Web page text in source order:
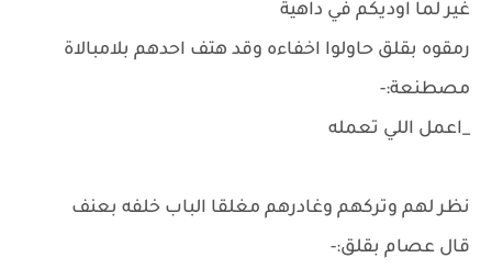
غير لما اوديكم في داهية
رمقوه بقلق حاولوا اخفاءه وقد هتف احدهم بلامبالاة
مصطنعة:-
_اعمل اللي تعمله
نظر لهم وتركهم وغادرهم مغلقا الباب خلفه بعنف
قال عصام بقلق:-